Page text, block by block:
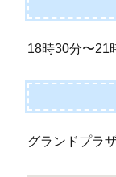
18時30分〜21
グランドプラ